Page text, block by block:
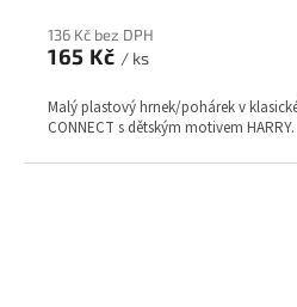
136 Kč bez DPH
165 Kč / ks
Malý plastový hrnek/pohárek v
CONNECT s dětským motivem HARRY.